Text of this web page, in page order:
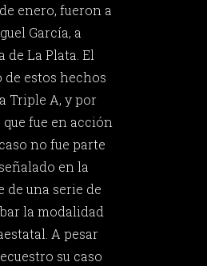
enero, fueron a
García, a
La Plata. El
estos hechos
Triple A, y por
fue en acción
no fue parte
en la
de una serie de
la modalidad
A pesar
su caso